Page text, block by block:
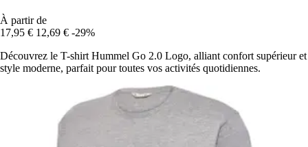
À partir de
17,95 € 12,69 € -29%
Découvrez le T-shirt Hummel Go 2.0 Logo, alliant confort supérieur et
style moderne, parfait pour toutes vos activités quotidiennes.